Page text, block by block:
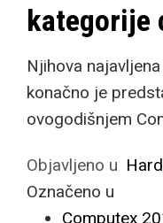
kategorije
Njihova
konačno je
ovogodišnjem
Objavljeno u
Označeno u
Computex